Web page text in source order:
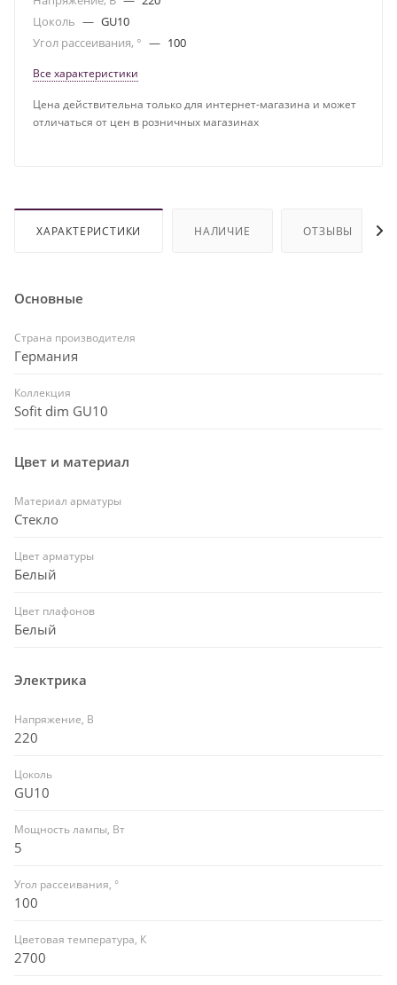
Цоколь — GU10
Угол рассеивания, ° — 100
Все характеристики
Цена действительна только для интернет-магазина и может
отличаться от цен в розничных магазинах
ХАРАКТЕРИСТИКИ НАЛИЧИЕ ОТЗЫВЫ
Основные
Страна производителя
Германия
Коллекция
Sofit dim GU10
Цвет и материал
Материал арматуры
Стекло
Цвет арматуры
Белый
Цвет плафонов
Белый
Электрика
Напряжение, В
220
Цоколь
GU10
Мощность лампы, Вт
5
Угол рассеивания, °
100
Цветовая температура, К
2700